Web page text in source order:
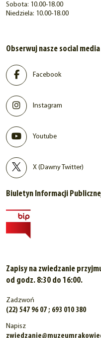
Sobota: 10.00-18.00
Niedziela: 10.00-18.00
Obserwuj nasze social media
Facebook
Instagram
Youtube
X (Dawny Twitter)
Biuletyn Informacji
Zapisy na zwiedzanie
od godz. 8:30 do 16:00.
Zadzwoń
(22) 547 96 07 ; 693 010 380
Napisz